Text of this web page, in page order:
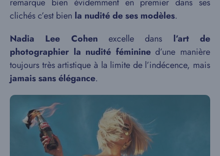
clichés c’est bien la nudité de ses modèles.
Nadia Lee Cohenexcelle dans l’art de
photographier la nudité féminined’une manière
toujours très artistique à la limite de l’indécence, mais
jamais sans élégance.